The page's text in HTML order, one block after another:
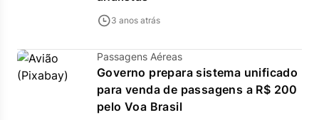
3 anos atrás
Passagens Aéreas
Governo prepara sistema unificado
para venda de passagens a R$ 200
pelo Voa Brasil